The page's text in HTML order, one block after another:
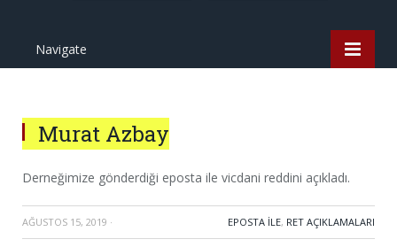
Navigate
Murat Azbay
Derneğimize gönderdiği eposta ile vicdani reddini açıkladı.
AĞUSTOS 15, 2019 · EPOSTA ILE, RET AÇIKLAMALARI